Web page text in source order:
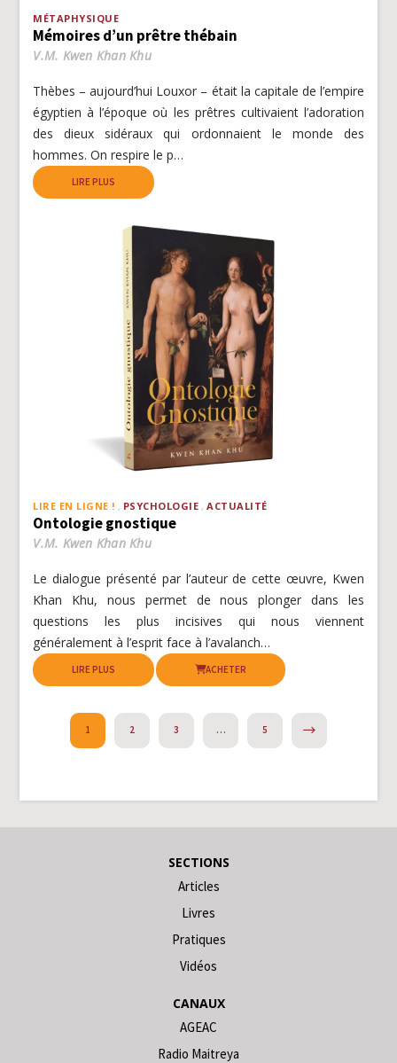
MÉTAPHYSIQUE
Mémoires d’un prêtre thébain
V.M. Kwen Khan Khu
Thèbes – aujourd’hui Louxor – était la capitale de l’empire
égyptien à l’époque où les prêtres cultivaient l’adoration
des dieux sidéraux qui ordonnaient le monde des
hommes. On respire le p…
LIRE PLUS
LIRE EN LIGNE ! PSYCHOLOGIE ACTUALITÉ
Ontologie gnostique
V.M. Kwen Khan Khu
Le dialogue présenté par l’auteur de cette œuvre, Kwen
Khan Khu, nous permet de nous plonger dans les
questions les plus incisives qui nous viennent
généralement à l’esprit face à l’avalanch…
LIRE PLUS ACHETER
1 2 3 … 5
SECTIONS
Articles
Livres
Pratiques
Vidéos
CANAUX
AGEAC
Radio Maitreya